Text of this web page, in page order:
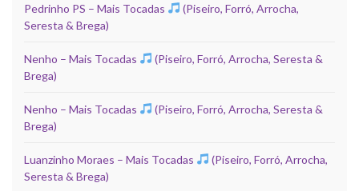
Pedrinho PS – Mais Tocadas
(Piseiro, Forró, Arrocha,
Seresta & Brega)
Nenho – Mais Tocadas
(Piseiro, Forró, Arrocha, Seresta &
Brega)
Nenho – Mais Tocadas
(Piseiro, Forró, Arrocha, Seresta &
Brega)
Luanzinho Moraes – Mais Tocadas
(Piseiro, Forró, Arrocha,
Seresta & Brega)